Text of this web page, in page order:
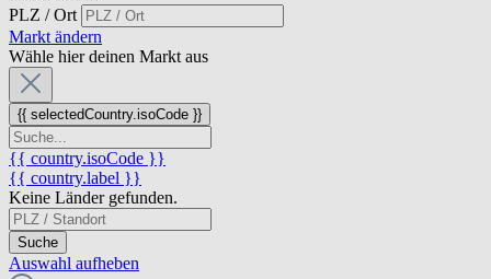
PLZ / Ort
Markt ändern
Wähle hier deinen Markt aus
{{ selectedCountry.isoCode }}
{{ country.isoCode }}
{{ country.label }}
Keine Länder gefunden.
Suche
Auswahl aufheben